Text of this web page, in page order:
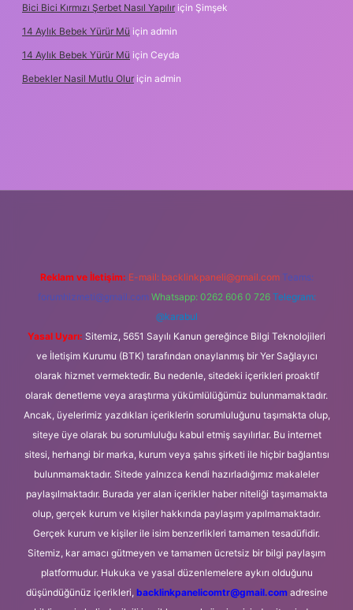
Bici Bici Kırmızı Şerbet Nasıl Yapılır için Şimşek
14 Aylık Bebek Yürür Mü için admin
14 Aylık Bebek Yürür Mü için Ceyda
Bebekler Nasil Mutlu Olur için admin
Reklam ve İletişim: E-mail: backlinkpaneli@gmail.com Teams:
forumhizmeti@gmail.com Whatsapp: 0262 606 0 726 Telegram:
@karabul
Yasal Uyarı: Sitemiz, 5651 Sayılı Kanun gereğince Bilgi Teknolojileri
ve İletişim Kurumu (BTK) tarafından onaylanmış bir Yer Sağlayıcı
olarak hizmet vermektedir. Bu nedenle, sitedeki içerikleri proaktif
olarak denetleme veya araştırma yükümlülüğümüz bulunmamaktadır.
Ancak, üyelerimiz yazdıkları içeriklerin sorumluluğunu taşımakta olup,
siteye üye olarak bu sorumluluğu kabul etmiş sayılırlar. Bu internet
sitesi, herhangi bir marka, kurum veya şahıs şirketi ile hiçbir bağlantısı
bulunmamaktadır. Sitede yalnızca kendi hazırladığımız makaleler
paylaşılmaktadır. Burada yer alan içerikler haber niteliği taşımamakta
olup, gerçek kurum ve kişiler hakkında paylaşım yapılmamaktadır.
Gerçek kurum ve kişiler ile isim benzerlikleri tamamen tesadüfidir.
Sitemiz, kar amacı gütmeyen ve tamamen ücretsiz bir bilgi paylaşım
platformudur. Hukuka ve yasal düzenlemelere aykırı olduğunu
düşündüğünüz içerikleri, backlinkpanelicomtr@gmail.comadresine